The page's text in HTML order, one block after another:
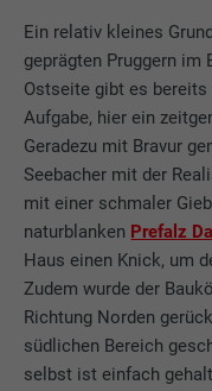
Ein relativ kleines
geprägten Pruggern im
Ostseite gibt es
Aufgabe, hier ein
Geradezu mit Bravur
Seebacher mit der
mit einer schmaler
naturblanken Prefalz
Haus einen Knick, um
Zudem wurde der
Richtung Norden
südlichen Bereich
selbst ist einfach